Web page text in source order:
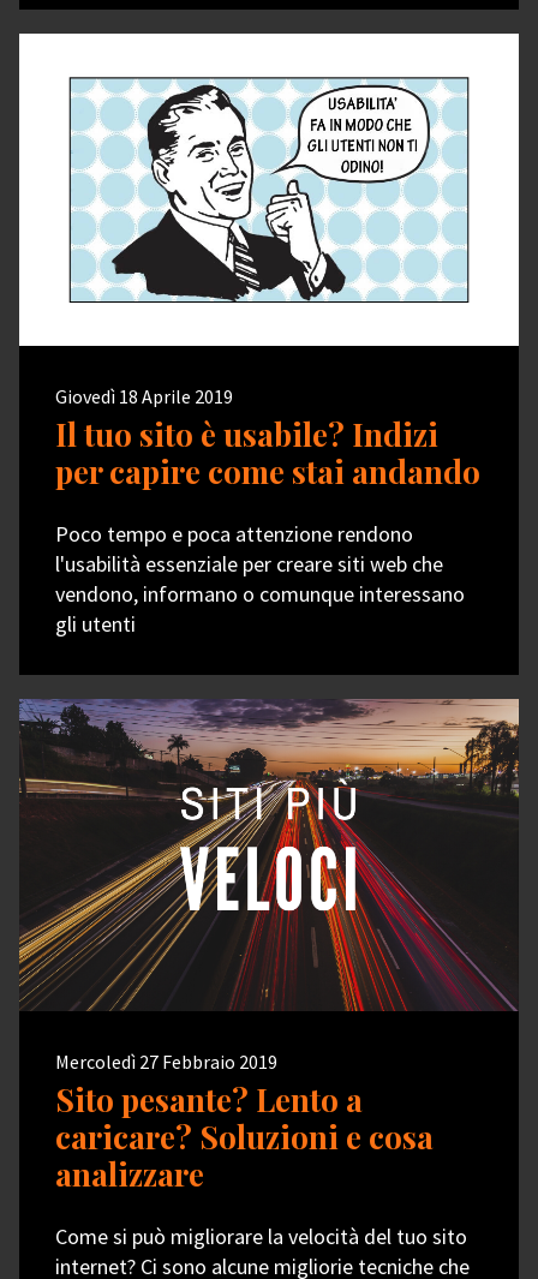
Giovedì 18 Aprile 2019
Il tuo sito è usabile? Indizi
per capire come stai andando
Poco tempo e poca attenzione rendono
l'usabilità essenziale per creare siti web che
vendono, informano o comunque interessano
gli utenti
Mercoledì 27 Febbraio 2019
Sito pesante? Lento a
caricare? Soluzioni e cosa
analizzare
Come si può migliorare la velocità del tuo sito
internet? Ci sono alcune migliorie tecniche che